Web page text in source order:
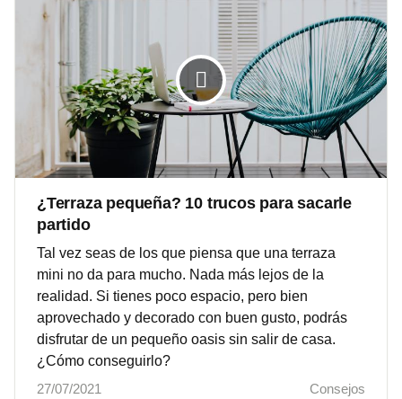
¿Terraza pequeña? 10 trucos para sacarle
partido
Tal vez seas de los que piensa que una terraza
mini no da para mucho. Nada más lejos de la
realidad. Si tienes poco espacio, pero bien
aprovechado y decorado con buen gusto, podrás
disfrutar de un pequeño oasis sin salir de casa.
¿Cómo conseguirlo?
27/07/2021
Consejos